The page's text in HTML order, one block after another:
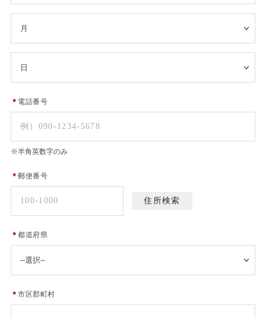
＊ 電話番号
※半角英数字のみ
＊郵便番号
＊都道府県
＊市区郡町村